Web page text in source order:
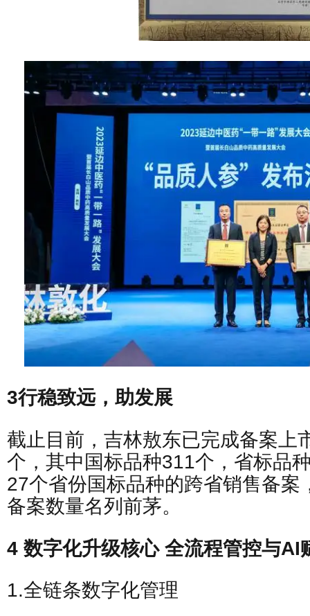
3行稳致远，助发展
截止目前，吉林敖东已完成备案上
个，其中国标品种311个，省标品
27个省份国标品种的跨省销售备案
备案数量名列前茅。
4 数字化升级核心 全流程管控与AI
1.全链条数字化管理